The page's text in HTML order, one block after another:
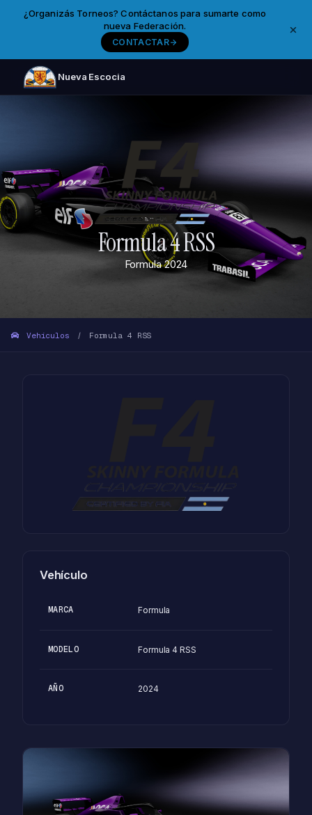
¿Organizás Torneos? Contáctanos para sumarte como
nueva Federación.
CONTACTAR
Nueva Escocia
Formula 4 RSS
Formula 2024
Vehículos / Formula 4 RSS
Vehículo
MARCA Formula
MODELO Formula 4 RSS
AÑO 2024